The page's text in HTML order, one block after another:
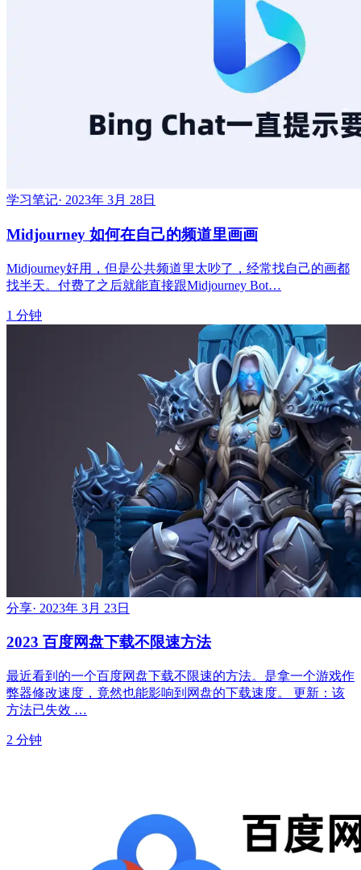
学习笔记· 2023年 3月 28日
Midjourney 如何在自己的频道里画画
Midjourney好用，但是公共频道里太吵了，经常找自己的画都
找半天。付费了之后就能直接跟Midjourney Bot…
1 分钟
分享· 2023年 3月 23日
2023 百度网盘下载不限速方法
最近看到的一个百度网盘下载不限速的方法。是拿一个游戏作
弊器修改速度，竟然也能影响到网盘的下载速度。 更新：该
方法已失效 …
2 分钟